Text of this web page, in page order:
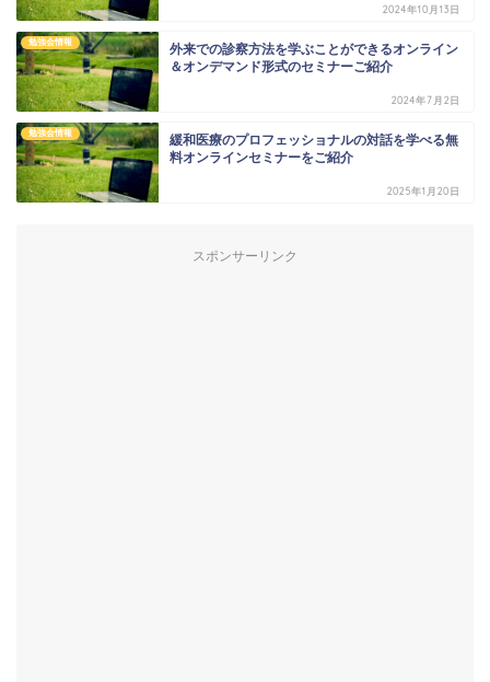
2024年10月13日
勉強会情報
外来での診察方法を学ぶことができるオンライン
＆オンデマンド形式のセミナーご紹介
2024年7月2日
勉強会情報
緩和医療のプロフェッショナルの対話を学べる無
料オンラインセミナーをご紹介
2025年1月20日
スポンサーリンク